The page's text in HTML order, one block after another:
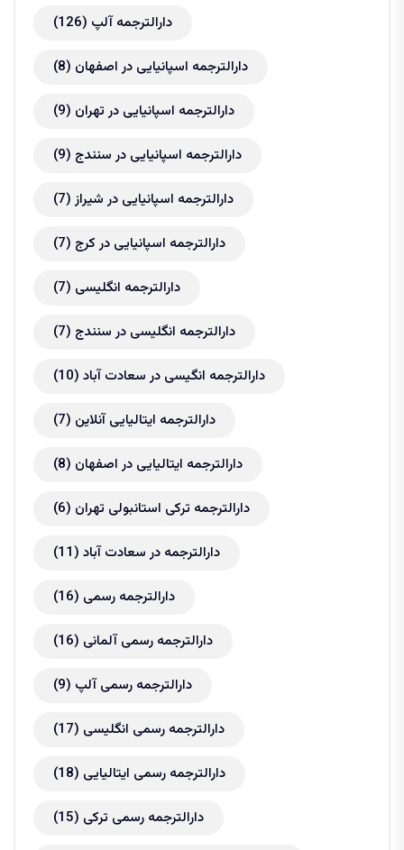
دارالترجمه آلپ (126)
دارالترجمه اسپانیایی در اصفهان (8)
دارالترجمه اسپانیایی در تهران (9)
دارالترجمه اسپانیایی در سنندج (9)
دارالترجمه اسپانیایی در شیراز(7)
دارالترجمه اسپانیایی در کرج (7)
دارالترجمه انگلیسی (7)
دارالترجمه انگلیسی در سنندج (7)
دارالترجمه انگیسی در سعادت آباد (10)
دارالترجمه ایتالیایی آنلاین (7)
دارالترجمه ایتالیایی در اصفهان (8)
دارالترجمه ترکی استانبولی تهران (6)
دارالترجمه در سعادت آباد (11)
دارالترجمه رسمی (16)
دارالترجمه رسمی آلمانی (16)
دارالترجمه رسمی آلپ (9)
دارالترجمه رسمی انگلیسی (17)
دارالترجمه رسمی ایتالیایی (18)
دارالترجمه رسمی ترکی (15)